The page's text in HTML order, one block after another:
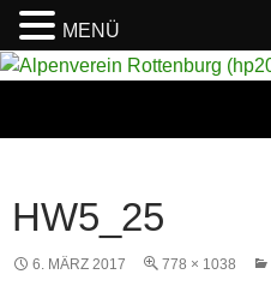
HW5_25
6. MÄRZ 2017 778 × 1038
MENÜ